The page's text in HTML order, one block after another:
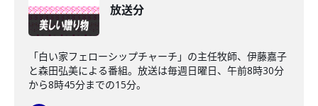
放送分
「白い家フェローシップチャーチ」の主任牧師、伊藤嘉子
と森田弘美による番組。放送は毎週日曜日、午前8時30分
から8時45分までの15分。